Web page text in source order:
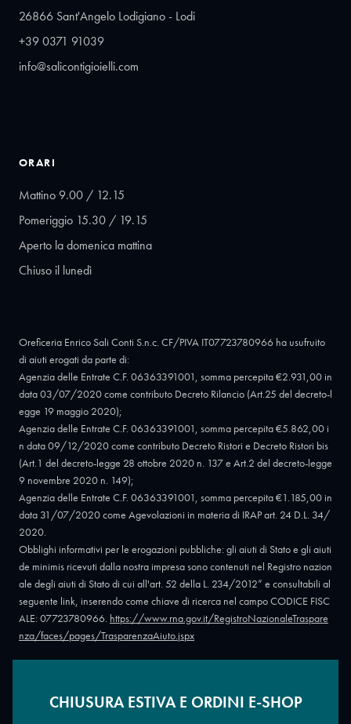
26866 Sant'Angelo Lodigiano - Lodi
+39 0371 91039
info@salicontigioielli.com
ORARI
Mattino 9.00 / 12.15
Pomeriggio 15.30 / 19.15
Aperto la domenica mattina
Chiuso il lunedì
Oreficeria Enrico Sali Conti S.n.c. CF/PIVA IT07723780966 ha usufruito
di aiuti erogati da parte di:
Agenzia delle Entrate C.F. 06363391001, somma percepita €2.931,00 in
data 03/07/2020 come contributo Decreto Rilancio (Art.25 del decreto-l
egge 19 maggio 2020);
Agenzia delle Entrate C.F. 06363391001, somma percepita €5.862,00 i
n data 09/12/2020 come contributo Decreto Ristori e Decreto Ristori bis
(Art.1 del decreto-legge 28 ottobre 2020 n. 137 e Art.2 del decreto-legge
9 novembre 2020 n. 149);
Agenzia delle Entrate C.F. 06363391001, somma percepita €1.185,00 in
data 31/07/2020 come Agevolazioni in materia di IRAP art. 24 D.L. 34/
2020.
Obblighi informativi per le erogazioni pubbliche: gli aiuti di Stato e gli aiuti
de minimis ricevuti dalla nostra impresa sono contenuti nel Registro nazion
ale degli aiuti di Stato di cui all'art. 52 della L. 234/2012” e consultabili al
seguente link, inserendo come chiave di ricerca nel campo CODICE FISC
ALE: 07723780966. https://www.rna.gov.it/RegistroNazionaleTraspare
nza/faces/pages/TrasparenzaAiuto.jspx
Copyright © 2026 - Oreficeria Enrico Sali Conti e C. snc - Partita IVA
CHIUSURA ESTIVA E ORDINI E-SHOP